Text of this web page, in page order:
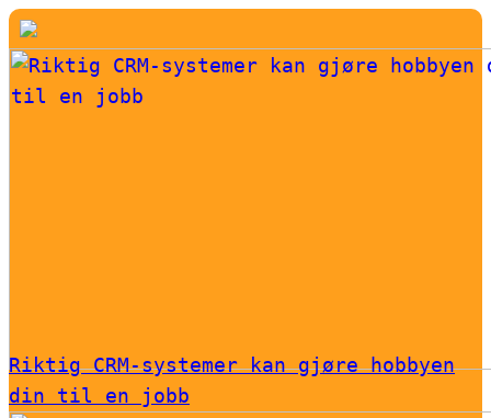
Riktig CRM-systemer kan gjøre hobbyen
din til en jobb